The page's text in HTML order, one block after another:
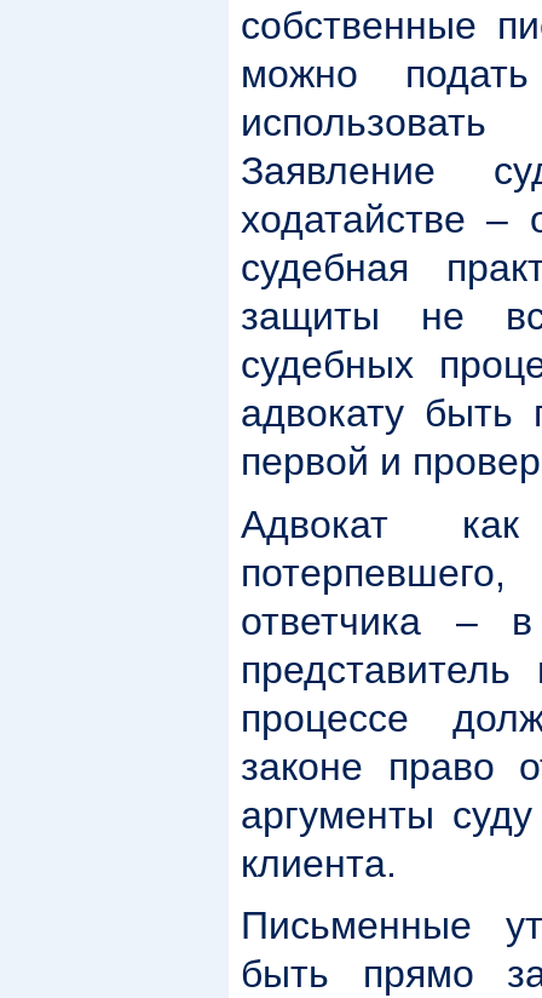
собственные
можно
Заявление
ходатайстве –
судебная
защиты не
судебных
адвокату
первой и
Адвокат как
ответчика –
процессе
законе право
аргументы
клиента.
Письменные
быть прямо